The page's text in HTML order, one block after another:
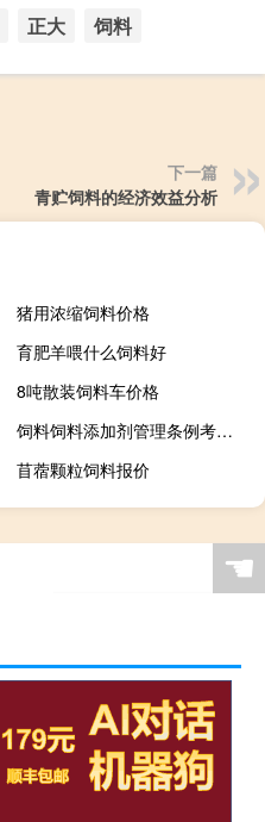
正大 饲料
下一篇
青贮饲料的经济效益分析
猪用浓缩饲料价格
育肥羊喂什么饲料好
8吨散装饲料车价格
饲料饲料添加剂管理条例考试题
苜蓿颗粒饲料报价
☚